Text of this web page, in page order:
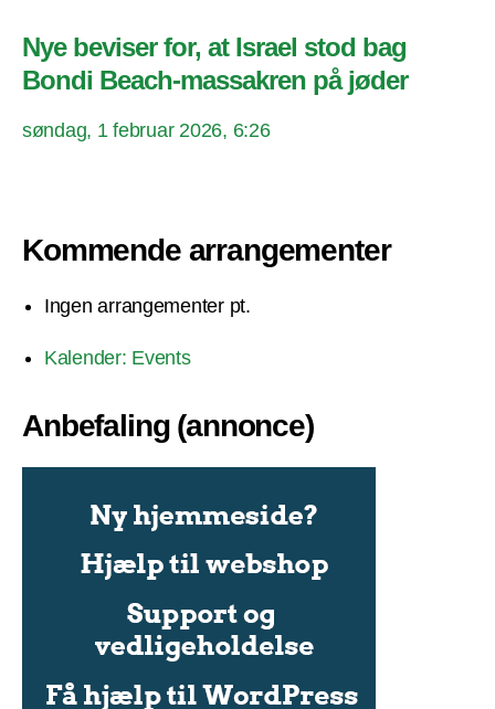
Nye beviser for, at Israel stod bag
Bondi Beach-massakren på jøder
søndag, 1 februar 2026, 6:26
Kommende arrangementer
Ingen arrangementer pt.
Kalender: Events
Anbefaling (annonce)